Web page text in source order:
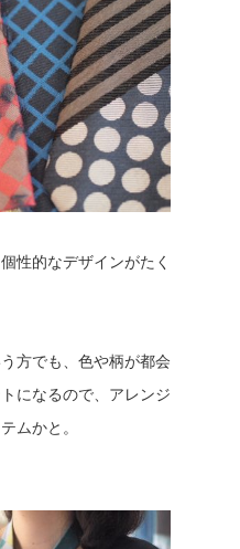
性的なデザインがたく
方でも、色や柄が都会
になるので、アレンジ
ムかと。